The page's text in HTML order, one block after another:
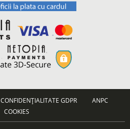
CONFIDENȚIALITATE GDPR
ANPC
COOKIES